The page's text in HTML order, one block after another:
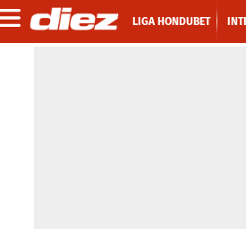
LIGA HONDUBET